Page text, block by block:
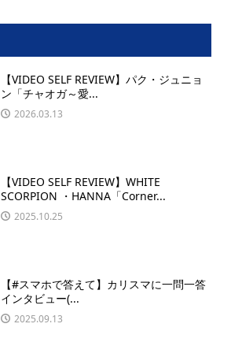
【VIDEO SELF REVIEW】パク・ジュニョ
ン「チャオガ～愛...
2026.03.13
【VIDEO SELF REVIEW】WHITE
SCORPION ・HANNA「Corner...
2025.10.25
【#スマホで答えて】カリスマに一問一答
インタビュー(...
2025.09.13